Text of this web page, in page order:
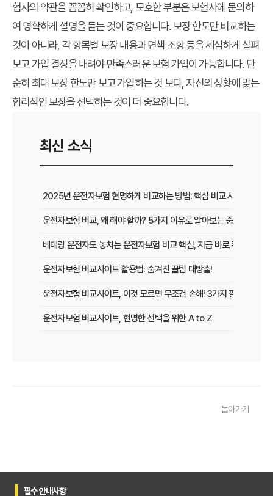
험사의 약관을 꼼꼼히 확인하고, 모호한 부분은 보험사에 문의하
여 명확하게 설명을 듣는 것이 중요합니다. 보장 한도만 비교하는
것이 아니라, 각 항목별 보장 내용과 면책 조항 등을 세심하게 살펴
보고 가입 결정을 내려야 만족스러운 보험 가입이 가능합니다. 단
순히 최대 보장 한도만 보고 가입하는 것 보다, 자신의 상황에 맞는
합리적인 보장을 선택하는 것이 더 중요합니다.
최신 소식
2025년 운전자보험 현명하게 비교하는 방법: 핵심 비교 사이트 활용
운전자보험 비교, 왜 해야 할까? 5가지 이유로 알아보는 중요성
베테랑 운전자도 놓치는 운전자보험 비교 핵심, 지금 바로 확인하세요!
운전자보험 비교사이트 활용법: 숨겨진 꿀팁 대방출!
운전자보험 비교사이트, 이것 모르면 무조건 손해! 3가지 필수 확인 사
운전자보험 비교사이트, 현명한 선택을 위한 A to Z
운전자보험 비교사이트 활용법: 숨겨진 혜택과 주의사항 완벽 분석
운전자보험 비교사이트 활용법, 전문가가 알려주는 숨겨진 꿀팁 대방
돌아가기
필수 안내사항